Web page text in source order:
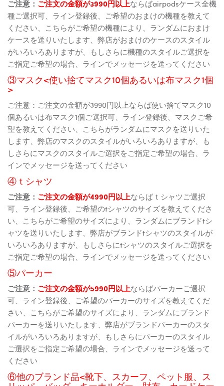
ご注意： ご注文の金額が3990円以上ならばairpodsケース全機
種ご選択可、ライン登録後、ご希望のおまけの機種を教えて
ください、こちらがご希望の機種により、ランダムにおまけ
ケースを送りいたします、弊店がおまけのケースのスタイル
がいろいろありますが、もしさらに機種のスタイルご選択を
ご指定ご希望の場合、ラインでメッセージを送ってください
③マスク<使い捨てマスク10個あるいは布マスク1個
>
ご注意：ご注文の金額が3990円以上ならば使い捨てマスク10
個あるいは布マスク1個ご選択可、ライン登録後、マスクご希
望を教えてください、こちらがランダムにマスクを送りいた
します、弊店のマスクのスタイルがいろいろありますが、も
しさらにマスクのスタイルご選択をご指定ご希望の場合、ラ
インでメッセージを送ってください
④ｔシャツ
ご注意： ご注文の金額が4990円以上ならばｔシャツご選択
可、ライン登録後、ご希望のtシャツのサイズを教えてくださ
い、こちらがご希望のサイズにより、ランダムにブランドtシ
ャツを送りいたします、弊店がブランドtシャツのスタイルが
いろいろありますが、もしさらにtシャツのスタイルご選択を
ご指定ご希望の場合、ラインでメッセージを送ってください
⑤パーカー
ご注意： ご注文の金額が5990円以上ならばパーカーご選択
可、ライン登録後、ご希望のパーカーのサイズを教えてくだ
さい、こちらがご希望のサイズにより、ランダムにブランド
パーカーを送りいたします、弊店がブランドパーカーのスタ
イルがいろいろありますが、もしさらにパーカーのスタイル
ご選択をご指定ご希望の場合、ラインでメッセージを送って
ください
⑥他のブランド品<靴下、スカーフ、ペット服、ス